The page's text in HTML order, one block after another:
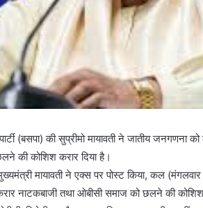
(बसपा) की सुप्रीमो मायावती ने जातीय जनगणना
की कोशिश करार दिया है।
मायावती ने एक्स पर पोस्ट किया, कल
नाटकबाजी तथा ओबीसी समाज को छलने की कोशिश